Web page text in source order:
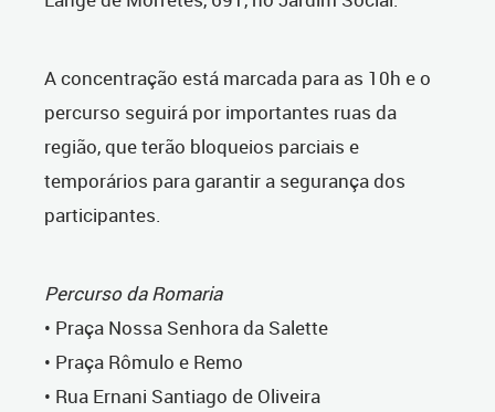
A concentração está marcada para as 10h e o
percurso seguirá por importantes ruas da
região, que terão bloqueios parciais e
temporários para garantir a segurança dos
participantes.
Percurso da Romaria
• Praça Nossa Senhora da Salette
• Praça Rômulo e Remo
• Rua Ernani Santiago de Oliveira